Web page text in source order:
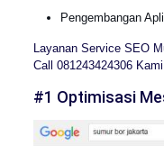
Pengembangan
Layanan Service SEO
Call 081243424306
#1 Optimisasi